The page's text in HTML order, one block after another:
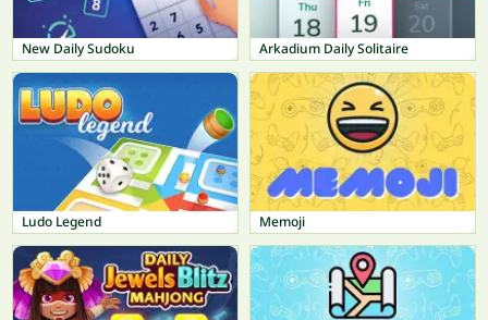
New Daily Sudoku Arkadium Daily Solitaire
Ludo Legend Memoji